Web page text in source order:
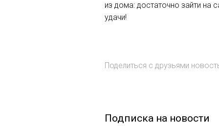
из дома: достаточно зайти на
удачи!
Поделиться с друзьями
Подписка на новости